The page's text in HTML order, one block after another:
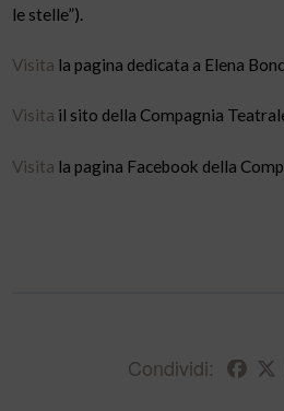
le stelle”).
Visita la pagina dedicata a Elena
Visita il sito della Compagnia
Visita la pagina Facebook della
Condividi: